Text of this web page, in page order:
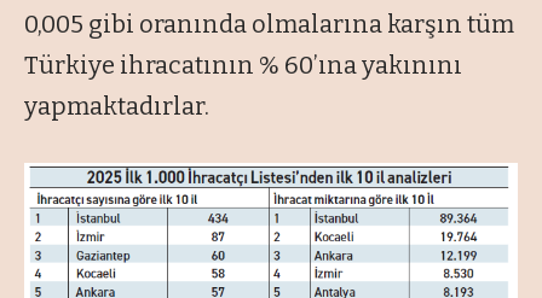
0,005 gibi oranında olmalarına karşın tüm
Türkiye ihracatının % 60’ına yakınını
yapmaktadırlar.